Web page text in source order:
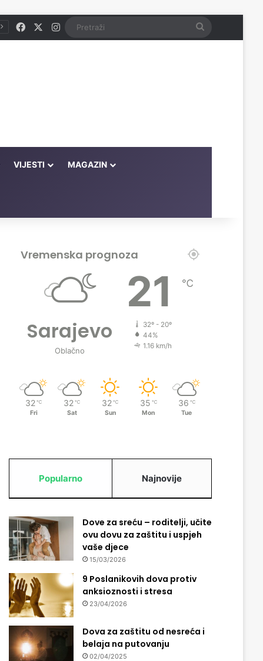
FacebookInstagram Pretraži
VIJESTI MAGAZIN
Vremenska prognoza
Sarajevo
Oblačno
21 ℃
32º - 20º
44%
1.16 km/h
32 ℃
Fri
32 ℃
Sat
32 ℃
Sun
35 ℃
Mon
36 ℃
Tue
Popularno Najnovije
Dove za sreću – roditelji, učite
ovu dovu za zaštitu i uspjeh
vaše djece
15/03/2026
9 Poslanikovih dova protiv
anksioznosti i stresa
23/04/2026
Dova za zaštitu od nesreća i
belaja na putovanju
02/04/2025